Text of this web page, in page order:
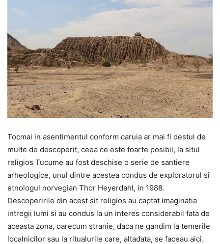
Tocmai in asentimentul conform caruia ar mai fi destul de
multe de descoperit, ceea ce este foarte posibil, la situl
religios Tucume au fost deschise o serie de santiere
arheologice, unul dintre acestea condus de exploratorul si
etnologul norvegian Thor Heyerdahl, in 1988.
Descoperirile din acest sit religios au captat imaginatia
intregii lumi si au condus la un interes considerabil fata de
aceasta zona, oarecum stranie, daca ne gandim la temerile
localnicilor sau la ritualurile care, altadata, se faceau aici.